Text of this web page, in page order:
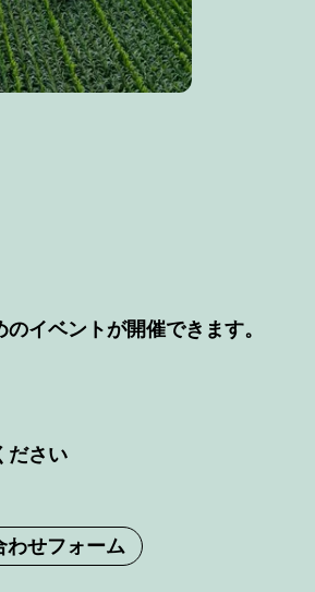
イベントが開催できます。
ださい
わせフォーム